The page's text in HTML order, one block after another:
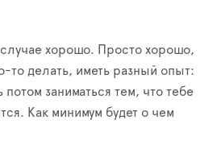
хорошо. Просто хорошо,
то делать, иметь разный опыт:
потом заниматься тем, что тебе
Как минимум будет о чем